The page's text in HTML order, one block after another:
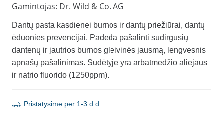
Gamintojas: Dr. Wild & Co. AG
Dantų pasta kasdienei burnos ir dantų priežiūrai, dantų
ėduonies prevencijai. Padeda pašalinti sudirgusių
dantenų ir jautrios burnos gleivinės jausmą, lengvesnis
apnašų pašalinimas. Sudėtyje yra arbatmedžio aliejaus
ir natrio fluorido (1250ppm).
Pristatysime per 1-3 d.d.